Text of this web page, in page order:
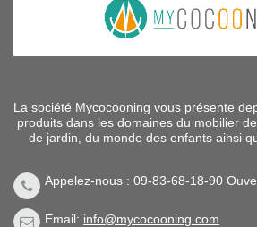
La société Mycocooning vous présente
produits dans les domaines du mobilier
de jardin, du monde des enfants ainsi
Appelez-nous : 09-83-68-18-90
Email: info@mycocooning.com